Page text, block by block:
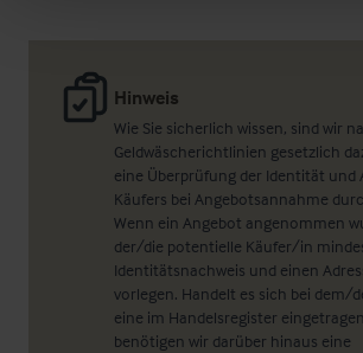
Hinweis
Wie Sie sicherlich wissen, sind wir
Geldwäscherichtlinien gesetzlich
eine Überprüfung der Identität und
Käufers bei Angebotsannahme
Wenn ein Angebot angenommen
der/die potentielle Käufer/in
Identitätsnachweis und einen
vorlegen. Handelt es sich bei dem/
eine im Handelsregister
benötigen wir darüber hinaus eine